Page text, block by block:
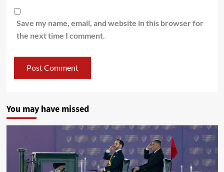
Save my name, email, and website in this browser for
the next time I comment.
You may have missed